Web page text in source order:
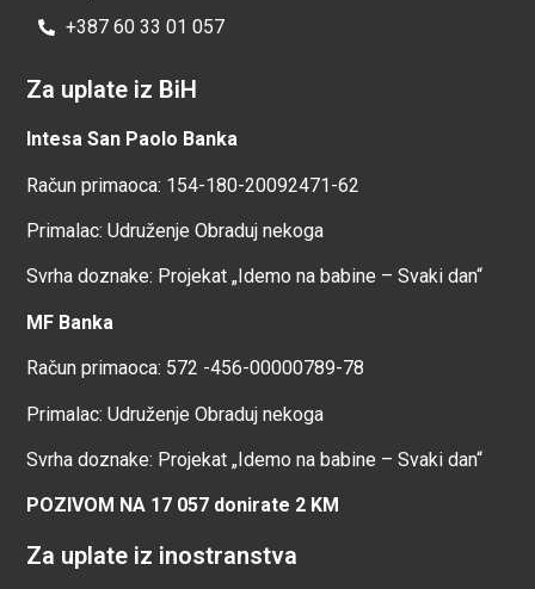
+387 60 33 01 057
Za uplate iz BiH
Intesa San Paolo Banka
Račun primaoca: 154-180-20092471-62
Primalac: Udruženje Obraduj nekoga
Svrha doznake: Projekat „Idemo na babine – Svaki dan“
MF Banka
Račun primaoca: 572 -456-00000789-78
Primalac: Udruženje Obraduj nekoga
Svrha doznake: Projekat „Idemo na babine – Svaki dan“
POZIVOM NA 17 057 donirate 2 KM
Za uplate iz inostranstva